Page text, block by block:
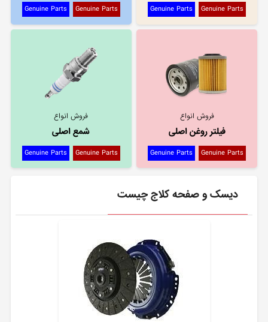
Genuine Parts
Genuine Parts
Genuine Parts
Genuine Parts
فروش انواع
فیلتر روغن اصلی
Genuine Parts
Genuine Parts
فروش انواع
شمع اصلی
Genuine Parts
Genuine Parts
دیسک و صفحه کلاج چیست